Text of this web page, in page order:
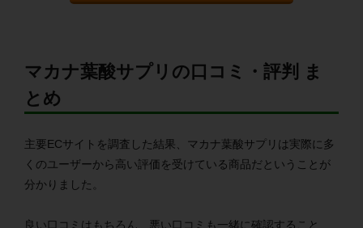
マカナ葉酸サプリの口コミ・評判 ま
とめ
主要ECサイトを調査した結果、マカナ葉酸サプリは実際に多
くのユーザーから高い評価を受けている商品だということが
分かりました。
良い口コミはもちろん、悪い口コミも一緒に確認すること